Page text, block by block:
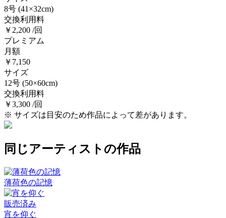
8号 (41×32cm)
交換利用料
￥2,200 /回
プレミアム
月額
￥7,150
サイズ
12号 (50×60cm)
交換利用料
￥3,300 /回
※ サイズは目安のため作品によって差があります。
同じアーティストの作品
薄荷色の記憶
販売済み
宵を仰ぐ